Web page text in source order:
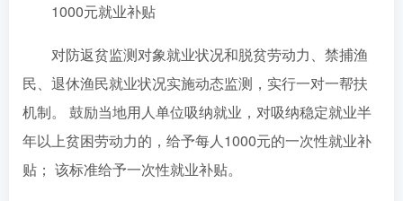
1000元就业补贴
对防返贫监测对象就业状况和脱贫劳动力、禁捕渔
民、退休渔民就业状况实施动态监测，实行一对一帮扶
机制。 鼓励当地用人单位吸纳就业，对吸纳稳定就业半
年以上贫困劳动力的，给予每人1000元的一次性就业补
贴； 该标准给予一次性就业补贴。